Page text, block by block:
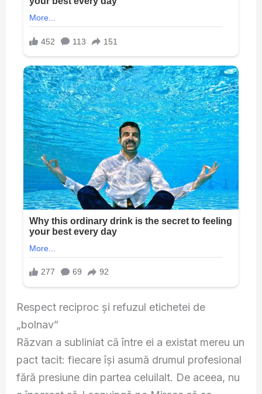
Respect reciproc și refuzul etichetei de
„bolnav”
Răzvan a subliniat că între ei a existat mereu un
pact tacit: fiecare își asumă drumul profesional
fără presiune din partea celuilalt. De aceea, nu